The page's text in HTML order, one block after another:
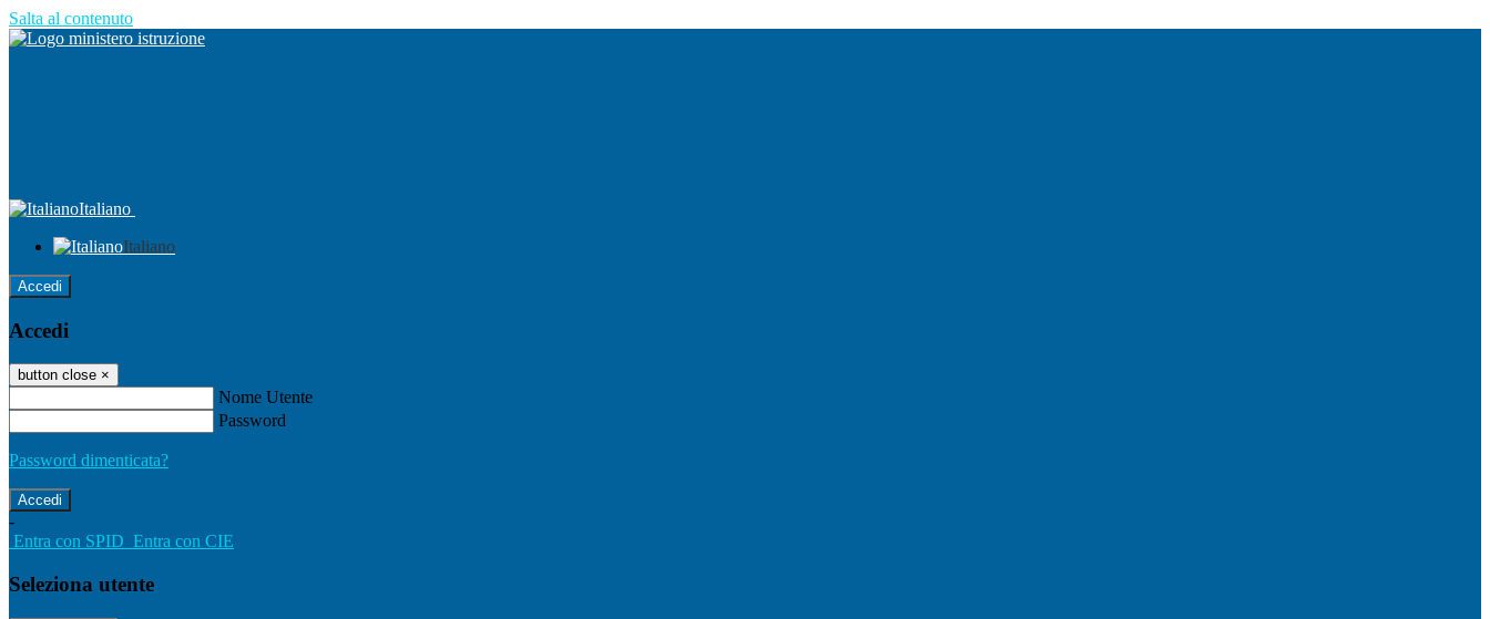
Salta al contenuto
Italiano
Italiano
Accedi
Accedi
button close ×
Nome Utente
Password
Password dimenticata?
-
Entra con SPID Entra con CIE
Seleziona utente